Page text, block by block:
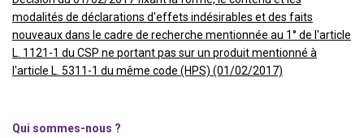
modalités de déclarations d'effets indésirables et des faits
nouveaux dans le cadre de recherche mentionnée au 1° de l'article
L. 1121-1 du CSP ne portant pas sur un produit mentionné à
l'article L. 5311-1 du même code (HPS) (01/02/2017)
Qui sommes-nous ?